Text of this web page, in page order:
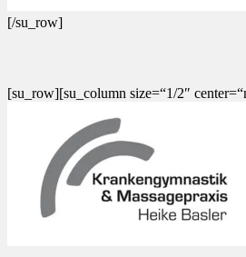
[/su_row]
[su_row][su_column size=“1/2″